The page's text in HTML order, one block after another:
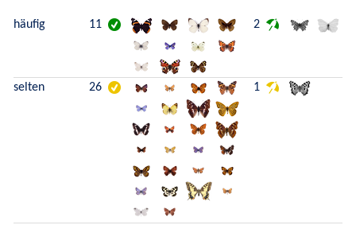
häufig 11 2
selten 26 1